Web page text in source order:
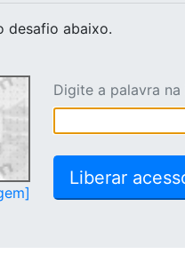
desafio abaixo.
Digite a palavra